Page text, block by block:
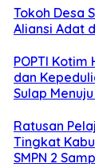
Tokoh Desa
Aliansi Adat
POPTI
dan
Sulap
Ratusan
Tingkat
SMPN 2